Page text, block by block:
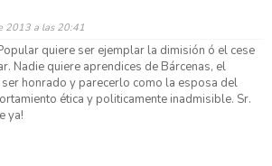
2013 a las 20:41
quiere ser ejemplar la dimisión ó el cese
Nadie quiere aprendices de Bárcenas, el
honrado y parecerlo como la esposa del
ética y politicamente inadmisible. Sr.
ya!